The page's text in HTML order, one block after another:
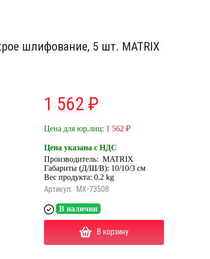
шлифование, 5 шт. MATRIX
1 562 ₽
Цена для юр.лиц: 1 562 ₽
Цена указана с НДС
Производитель: MATRIX
Габариты (Д/Ш/В): 10/10/3 см
Вес продукта: 0.2 kg
Артикул: MX-73508
В наличии
В корзину